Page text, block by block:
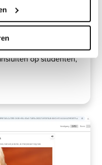
door te
met maatwerk? Op
helpt om
op studenten,